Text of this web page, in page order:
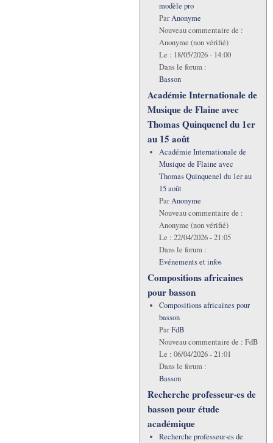
modèle pro
ParAnonyme
Nouveau commentaire de :
Anonyme (non vérifié)
Le : 18/05/2026 - 14:00
Dans le forum :
Basson
Académie Internationale de
Musique de Flaine avec
Thomas Quinquenel du 1er
au 15 août
Académie Internationale de
Musique de Flaine avec
Thomas Quinquenel du 1er au
15 août
ParAnonyme
Nouveau commentaire de :
Anonyme (non vérifié)
Le : 22/04/2026 - 21:05
Dans le forum :
Evénements et infos
Compositions africaines
pour basson
Compositions africaines pour
basson
ParFdB
Nouveau commentaire de : FdB
Le : 06/04/2026 - 21:01
Dans le forum :
Basson
Recherche professeur·es de
basson pour étude
académique
Recherche professeur·es de